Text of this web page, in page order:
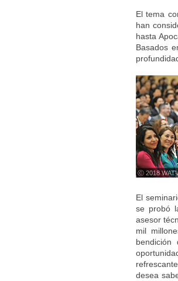
El tema
han
hasta
Basados
ⓒ 2018
El
se probó
asesor
mil
bendición
desea